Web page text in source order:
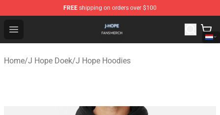
FREE shipping on orders over $100
Open menu
J Hope Shop - Official J Hope Merchandise Store
Home/J Hope Doek/J Hope Hoodies